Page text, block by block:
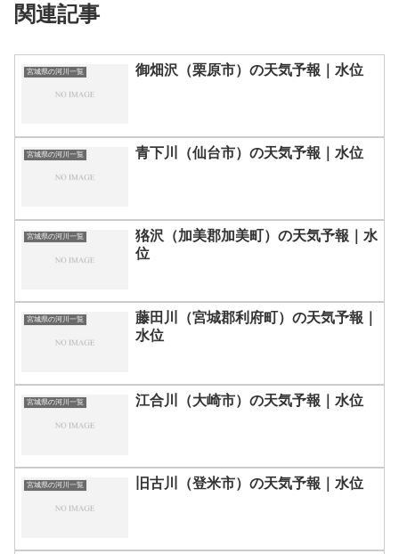
関連記事
宮城県の河川一覧 御畑沢（栗原市）の天気予報｜水位
宮城県の河川一覧 青下川（仙台市）の天気予報｜水位
宮城県の河川一覧
狢沢（加美郡加美町）の天気予報｜水
位
宮城県の河川一覧
藤田川（宮城郡利府町）の天気予報｜
水位
宮城県の河川一覧 江合川（大崎市）の天気予報｜水位
宮城県の河川一覧 旧古川（登米市）の天気予報｜水位